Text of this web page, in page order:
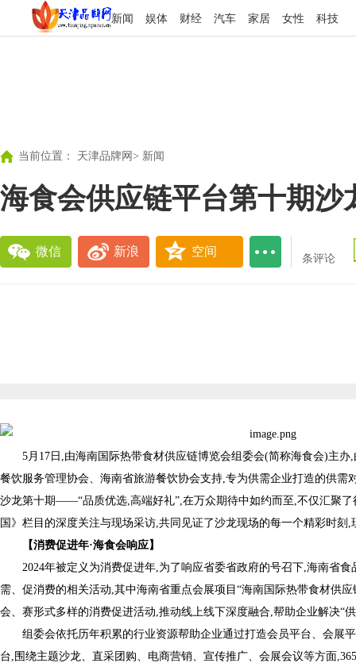
新闻 娱体 财经 汽车 家居 女性 科技
当前位置： 天津品牌网 > 新闻
海食会供应链平台第十期沙
微信 新浪 空间
条评论
5月17日,由海南国际热带食材供应链博览会组委会(简称海食会)主
餐饮服务管理协会、海南省旅游餐饮协会支持,专为供需企业打造的供需
沙龙第十期——“品质优选,高端好礼”,在万众期待中如约而至,不仅汇聚
国》栏目的深度关注与现场采访,共同见证了沙龙现场的每一个精彩时刻,
【消费促进年·海食会响应】
2024年被定义为消费促进年,为了响应省委省政府的号召下,海南省
需、促消费的相关活动,其中海南省重点会展项目“海南国际热带食材供
会、赛形式多样的消费促进活动,推动线上线下深度融合,帮助企业解决“
组委会依托历年积累的行业资源帮助企业通过打造会员平台、会展
台,围绕主题沙龙、直采团购、电商营销、宣传推广、会展会议等方面